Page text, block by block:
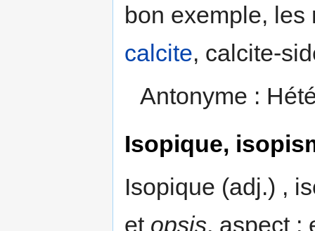
bon exemple,
calcite, calcite-
Antonyme :
Isopique,
Isopique (adj.) ,
et opsis, aspect ;